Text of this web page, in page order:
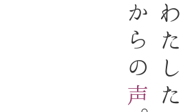
わたしたち
からの
声